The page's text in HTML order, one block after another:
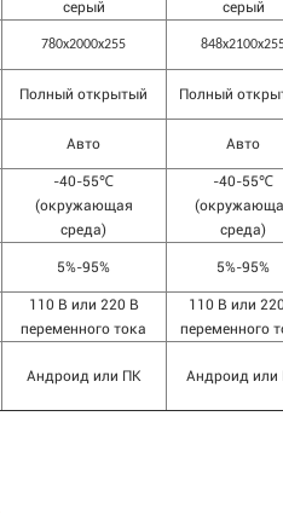
серый
серый
780x2000x255
Полный открытый Полный
Авто Авто
-40-55℃
(окружающая
среда)
-40-55℃
среда)
5%-95% 5%-95%
110 В или 220 В
переменного тока
110 В или
переменного
Андроид или ПК Андроид или